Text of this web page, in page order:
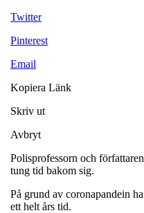
Twitter
Pinterest
Email
Kopiera Länk
Skriv ut
Avbryt
Polisprofessorn och
tung tid bakom sig.
På grund av coronapandein
ett helt års tid.